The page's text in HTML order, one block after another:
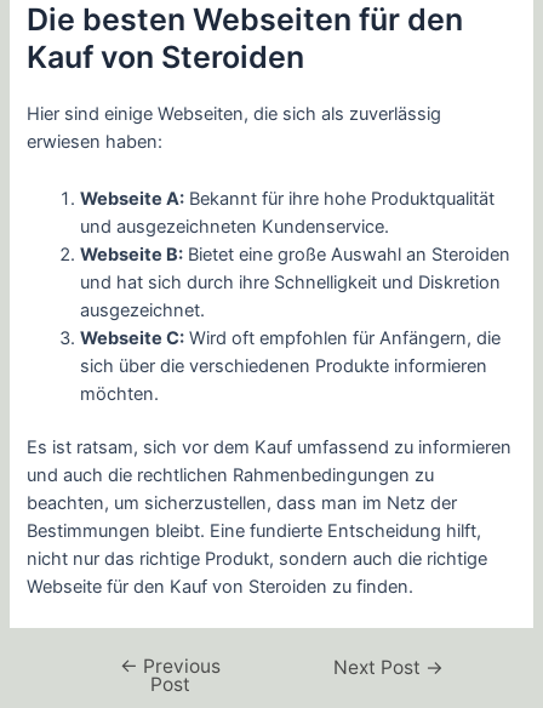
Die besten Webseiten für den
Kauf von Steroiden
Hier sind einige Webseiten, die sich als zuverlässig
erwiesen haben:
Webseite A: Bekannt für ihre hohe Produktqualität
und ausgezeichneten Kundenservice.
Webseite B: Bietet eine große Auswahl an Steroiden
und hat sich durch ihre Schnelligkeit und Diskretion
ausgezeichnet.
Webseite C: Wird oft empfohlen für Anfängern, die
sich über die verschiedenen Produkte informieren
möchten.
Es ist ratsam, sich vor dem Kauf umfassend zu informieren
und auch die rechtlichen Rahmenbedingungen zu
beachten, um sicherzustellen, dass man im Netz der
Bestimmungen bleibt. Eine fundierte Entscheidung hilft,
nicht nur das richtige Produkt, sondern auch die richtige
Webseite für den Kauf von Steroiden zu finden.
← Previous
Post
Next Post →